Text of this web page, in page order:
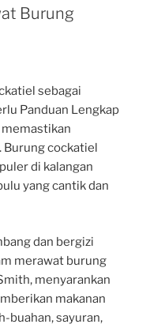
Burung
sebagai
Panduan Lengkap
Burung cockatiel
di kalangan
yang cantik dan
dan bergizi
merawat burung
menyarankan
makanan
buahan, sayuran,